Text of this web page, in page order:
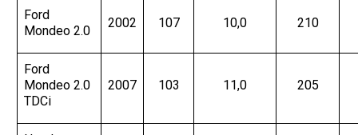
Ford
Mondeo 2.0
2002 107 10,0 210
Ford
Mondeo 2.0
TDCi
2007 103 11,0 205